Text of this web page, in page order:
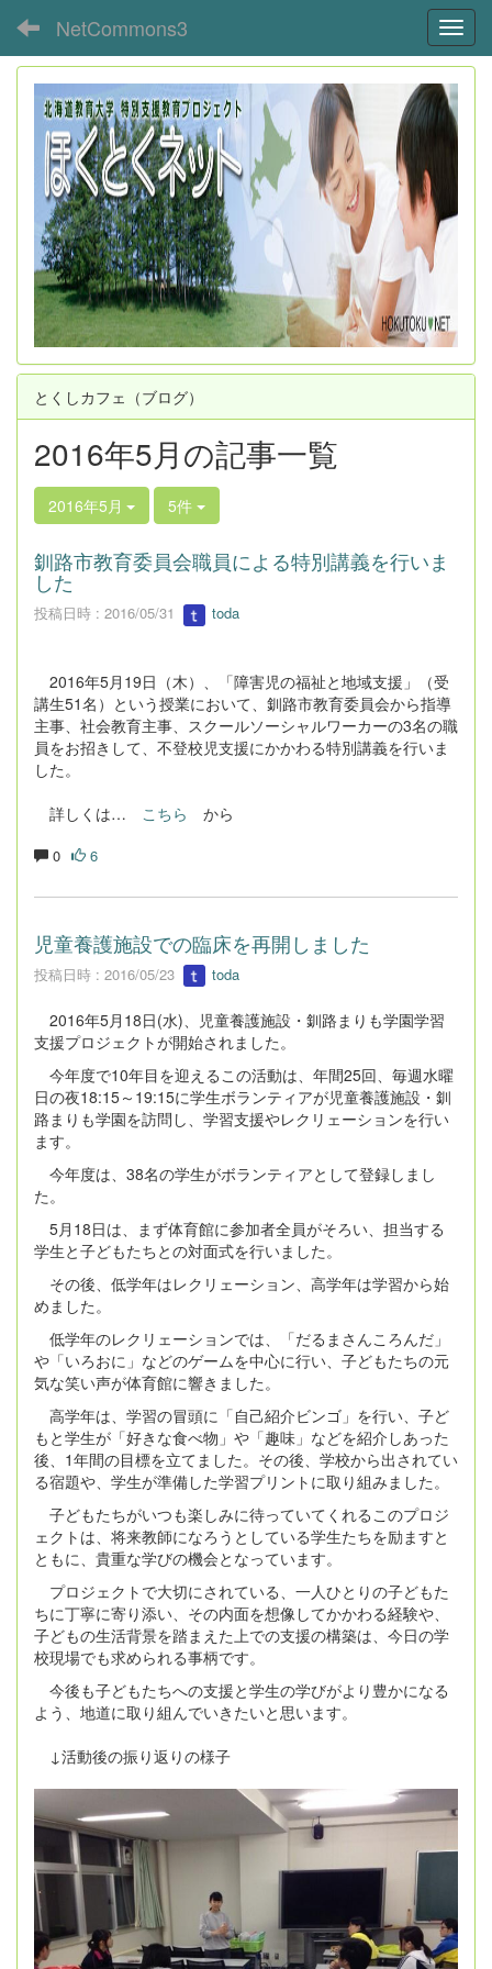
NetCommons3
とくしカフェ（ブログ）
2016年5月の記事一覧
2016年5月 5件
釧路市教育委員会職員による特別講義を行いま
した
投稿日時 : 2016/05/31 toda
2016年5月19日（木）、「障害児の福祉と地域支援」（受
講生51名）という授業において、釧路市教育委員会から指導
主事、社会教育主事、スクールソーシャルワーカーの3名の職
員をお招きして、不登校児支援にかかわる特別講義を行いま
した。
詳しくは… こちら から
0 6
児童養護施設での臨床を再開しました
投稿日時 : 2016/05/23 toda
2016年5月 18日(水)、児童養護施設・釧路まりも学園学習
支援プロジェクトが開始されました。
今年度で10年目を迎えるこの活動は、年間25回、毎週水曜
日の夜18:15～ 19:15に学生ボランティアが児童養護施設・釧
路まりも学園を訪問し、学習支援やレクリェーションを行い
ます。
今年度は、 38名の学生がボランティアとして登録しまし
た。
5月 18日は、まず体育館に参加者全員がそろい、担当する
学生と子どもたちとの対面式を行いました。
その後、低学年はレクリェーション、高学年は学習から始
めました。
低学年のレクリェーションでは、「だるまさんころんだ」
や「いろおに」などのゲームを中心に行い、子どもたちの元
気な笑い声が体育館に響きました。
高学年は、学習の冒頭に「自己紹介ビンゴ」を行い、子ど
もと学生が「好きな食べ物」や「趣味」などを紹介しあった
後、 1年間の目標を立てました。その後、学校から出されてい
る宿題や、学生が準備した学習プリントに取り組みました。
子どもたちがいつも楽しみに待っていてくれるこのプロジ
ェクトは、将来教師になろうとしている学生たちを励ますと
ともに、貴重な学びの機会となっています。
プロジェクトで大切にされている、一人ひとりの子どもた
ちに丁寧に寄り添い、その内面を想像してかかわる経験や、
子どもの生活背景を踏まえた上での支援の構築は、今日の学
校現場でも求められる事柄です。
今後も子どもたちへの支援と学生の学びがより豊かになる
よう、地道に取り組んでいきたいと思います。
↓活動後の振り返りの様子